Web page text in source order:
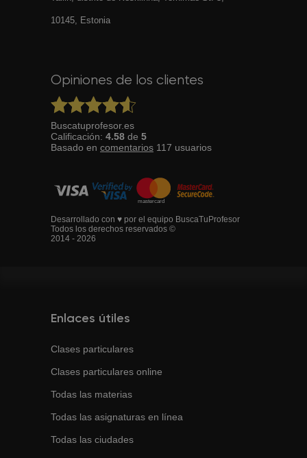
10145, Estonia
Opiniones de los clientes
Buscatuprofesor.es
Calificación: 4.58 de 5
Basado en comentarios 117 usuarios
Desarrollado con ♥ por el equipo BuscaTuProfesor
Todos los derechos reservados ©
2014 - 2026
Enlaces útiles
Clases particulares
Clases particulares online
Todas las materias
Todas las asignaturas en línea
Todas las ciudades